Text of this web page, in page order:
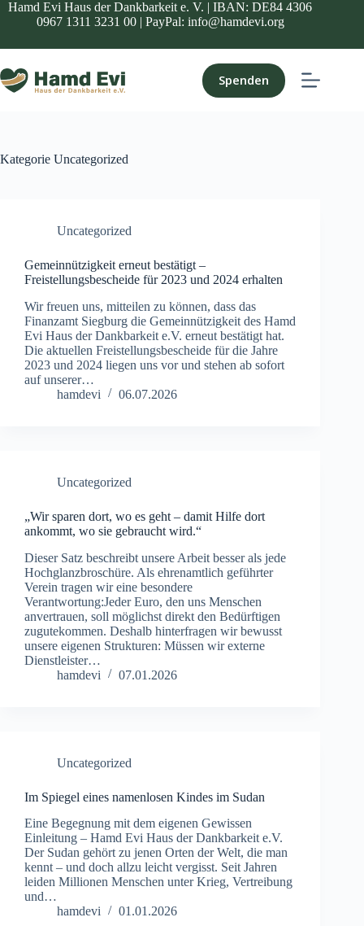
Zum
Hamd Evi Haus der Dankbarkeit e. V. | IBAN: DE84 4306
0967 1311 3231 00 | PayPal: info@hamdevi.org
Spenden
Kategorie Uncategorized
Uncategorized
Gemeinnützigkeit erneut bestätigt –
Freistellungsbescheide für 2023 und 2024 erhalten
Wir freuen uns, mitteilen zu können, dass das
Finanzamt Siegburg die Gemeinnützigkeit des Hamd
Evi Haus der Dankbarkeit e.V. erneut bestätigt hat.
Die aktuellen Freistellungsbescheide für die Jahre
2023 und 2024 liegen uns vor und stehen ab sofort
auf unserer…
hamdevi
06.07.2026
Uncategorized
„Wir sparen dort, wo es geht – damit Hilfe dort
ankommt, wo sie gebraucht wird.“
Dieser Satz beschreibt unsere Arbeit besser als jede
Hochglanzbroschüre. Als ehrenamtlich geführter
Verein tragen wir eine besondere
Verantwortung:Jeder Euro, den uns Menschen
anvertrauen, soll möglichst direkt den Bedürftigen
zugutekommen. Deshalb hinterfragen wir bewusst
unsere eigenen Strukturen: Müssen wir externe
Dienstleister…
hamdevi
07.01.2026
Uncategorized
Im Spiegel eines namenlosen Kindes im Sudan
Eine Begegnung mit dem eigenen Gewissen
Einleitung – Hamd Evi Haus der Dankbarkeit e.V.
Der Sudan gehört zu jenen Orten der Welt, die man
kennt – und doch allzu leicht vergisst. Seit Jahren
leiden Millionen Menschen unter Krieg, Vertreibung
und…
hamdevi
01.01.2026